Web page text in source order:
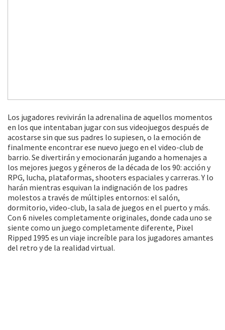
Los jugadores revivirán la adrenalina de aquellos momentos
en los que intentaban jugar con sus videojuegos después de
acostarse sin que sus padres lo supiesen, o la emoción de
finalmente encontrar ese nuevo juego en el video-club de
barrio. Se divertirán y emocionarán jugando a homenajes a
los mejores juegos y géneros de la década de los 90: acción y
RPG, lucha, plataformas, shooters espaciales y carreras. Y lo
harán mientras esquivan la indignación de los padres
molestos a través de múltiples entornos: el salón,
dormitorio, video-club, la sala de juegos en el puerto y más.
Con 6 niveles completamente originales, donde cada uno se
siente como un juego completamente diferente, Pixel
Ripped 1995 es un viaje increíble para los jugadores amantes
del retro y de la realidad virtual.